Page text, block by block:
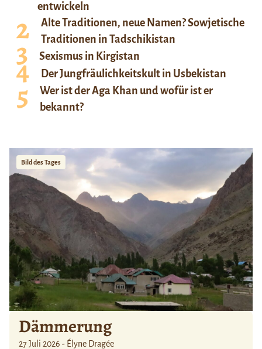
entwickeln
Alte Traditionen, neue Namen? Sowjetische
Traditionen in Tadschikistan
Sexismus in Kirgistan
Der Jungfräulichkeitskult in Usbekistan
Wer ist der Aga Khan und wofür ist er
bekannt?
Bild des Tages
Dämmerung
27 Juli 2026 - Élyne Dragée